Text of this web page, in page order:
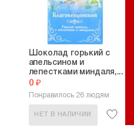
Шоколад горький с
апельсином и
лепестками миндаля,...
0 ₽
Понравилось 26 людям
НЕТ В НАЛИЧИИ